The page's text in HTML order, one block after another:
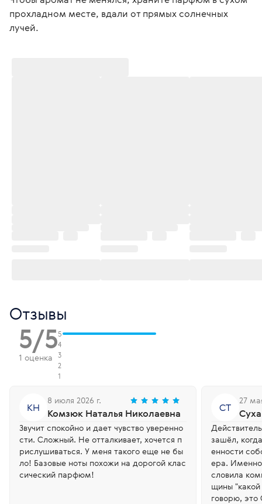
прохладном месте, вдали от прямых солнечных
лучей.
Отзывы
5/5
1 оценка
5
4
3
2
1
КН
8 июля 2026 г.
Комзюк Наталья Николаевна
Звучит спокойно и дает чувство уверенно
сти. Сложный. Не отталкивает, хочется п
рислушиваться. У меня такого еще не бы
ло! Базовые ноты похожи на дорогой клас
сический парфюм!
СТ
27
зашёл,
енности
ера.
словила
щины
говорю, это